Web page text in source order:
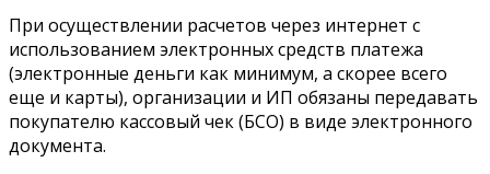
При осуществлении расчетов через интернет с
использованием электронных средств платежа
(электронные деньги как минимум, а скорее всего
еще и карты), организации и ИП обязаны передавать
покупателю кассовый чек (БСО) в виде электронного
документа.